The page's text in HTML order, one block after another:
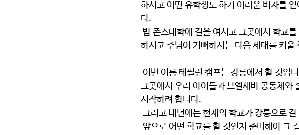
하시고 어떤 유학생도 하기 어려운 비자를
다.
하시고 주님이 기뻐하시는 다음 세대를 키
그곳에서 우리 아이들과 브엘세바 공동체와
시작하려 합니다.
그리고 내년에는 현재의 학교가 강릉으로